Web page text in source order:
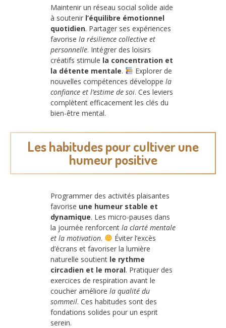
Maintenir un réseau social solide aide
à soutenir l’équilibre émotionnel
quotidien. Partager ses expériences
favorise la résilience collective et
personnelle. Intégrer des loisirs
créatifs stimule la concentration et
la détente mentale.
Explorer de
nouvelles compétences développe la
confiance et l’estime de soi. Ces leviers
complètent efficacement les clés du
bien-être mental.
Les habitudes pour cultiver une
humeur positive
Programmer des activités plaisantes
favorise une humeur stable et
dynamique. Les micro-pauses dans
la journée renforcent la clarté mentale
et la motivation.
Éviter l’excès
d’écrans et favoriser la lumière
naturelle soutient le rythme
circadien et le moral. Pratiquer des
exercices de respiration avant le
coucher améliore la qualité du
sommeil. Ces habitudes sont des
fondations solides pour un esprit
serein.